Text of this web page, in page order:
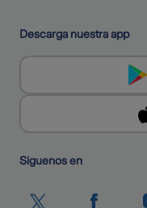
Descarga nuestra app
Siguenos en